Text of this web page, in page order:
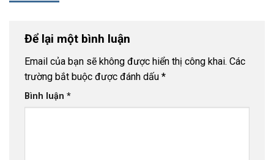
Để lại một bình luận
Email của bạn sẽ không được hiển thị công khai. Các
trường bắt buộc được đánh dấu *
Bình luận *